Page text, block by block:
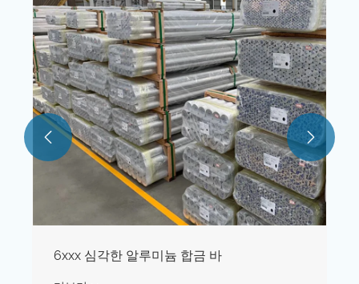
6xxx 심각한 알루미늄 합금 바
 